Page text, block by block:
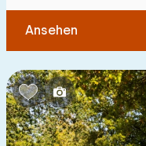
Ansehen